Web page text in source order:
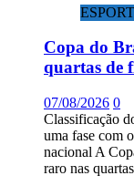
Copa do
quartas de
07/08/2026 0
Classificação
uma fase com
nacional A
raro nas